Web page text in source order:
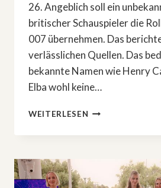
26. Angeblich soll ein
britischer Schauspieler die
007 übernehmen. Das
verlässlichen Quellen. Das
bekannte Namen wie Henry
Elba wohl keine…
WEITERLESEN JAMES
26:
–